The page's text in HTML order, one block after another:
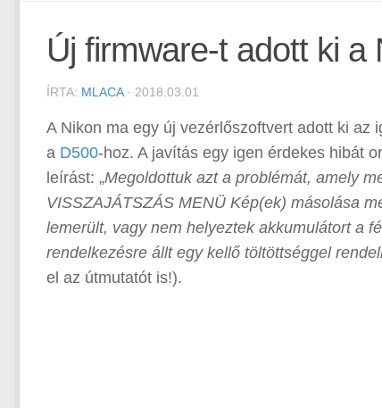
Új firmware-t adott ki
ÍRTA: MLACA· 2018.03.01
A Nikon ma egy új vezérlőszoftvert adott ki az
a D500-hoz. A javítás egy igen érdekes hibát
leírást: „Megoldottuk azt a problémát, amely
VISSZAJÁTSZÁS MENÜ Kép(ek) másolása
lemerült, vagy nem helyeztek akkumulátort a
rendelkezésre állt egy kellő töltöttséggel
el az útmutatót is!).